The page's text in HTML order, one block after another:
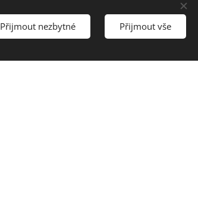
Přijmout nezbytné Přijmout vše